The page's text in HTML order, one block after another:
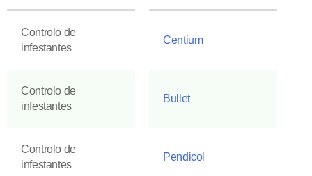
Controlo de
infestantes
Centium
Controlo de
infestantes
Bullet
Controlo de
infestantes
Pendicol